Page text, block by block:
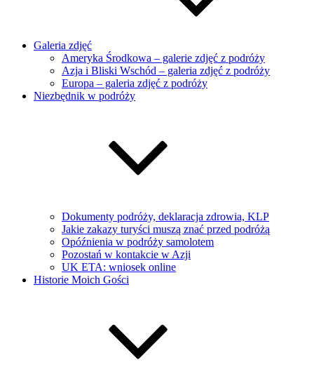
Galeria zdjęć
Ameryka Środkowa – galerie zdjęć z podróży
Azja i Bliski Wschód – galeria zdjęć z podróży
Europa – galeria zdjęć z podróży
Niezbędnik w podróży
Dokumenty podróży, deklaracja zdrowia, KLP
Jakie zakazy turyści muszą znać przed podróżą
Opóźnienia w podróży samolotem
Pozostań w kontakcie w Azji
UK ETA: wniosek online
Historie Moich Gości